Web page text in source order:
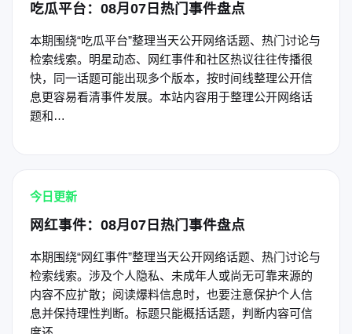
吃瓜平台：08月07日热门事件盘点
本期围绕“吃瓜平台”整理当天公开网络话题、热门讨论与
检索线索。明星动态、网红事件和社区热议往往传播很
快，同一话题可能出现多个版本，按时间线整理公开信
息更容易看清事件发展。本站内容用于整理公开网络话
题和…
今日更新
网红事件：08月07日热门事件盘点
本期围绕“网红事件”整理当天公开网络话题、热门讨论与
检索线索。涉及个人隐私、未成年人或尚无可靠来源的
内容不应扩散；阅读爆料信息时，也要注意保护个人信
息并保持理性判断。标题只能概括话题，判断内容可信